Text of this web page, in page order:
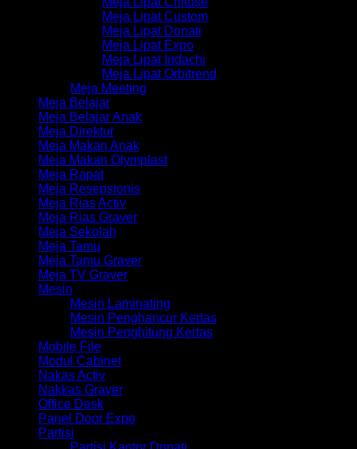
Meja Lipat Custom
Meja Lipat Donati
Meja Lipat Expo
Meja Lipat Indachi
Meja Lipat Orbitrend
Meja Meeting
Meja Belajar
Meja Belajar Anak
Meja Direktur
Meja Makan Anak
Meja Makan Olymplast
Meja Rapat
Meja Resepsionis
Meja Rias Activ
Meja Rias Graver
Meja Sekolah
Meja Tamu
Meja Tamu Graver
Meja TV Graver
Mesin
Mesin Laminating
Mesin Penghancur Kertas
Mesin Penghitung Kertas
Mobile File
Modul Cabinet
Nakas Activ
Nakkas Graver
Office Desk
Panel Door Expo
Partisi